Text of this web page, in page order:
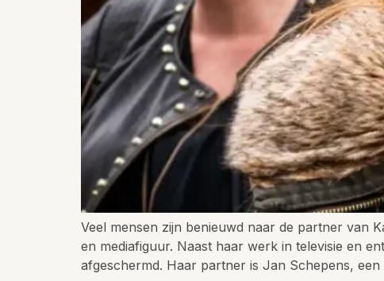
Veel mensen zijn benieuwd naar de partner van
en mediafiguur. Naast haar werk in televisie en
afgeschermd. Haar partner is Jan Schepens,